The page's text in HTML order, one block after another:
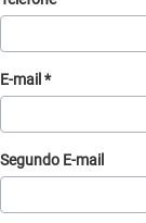
E-mail *
Segundo E-mail